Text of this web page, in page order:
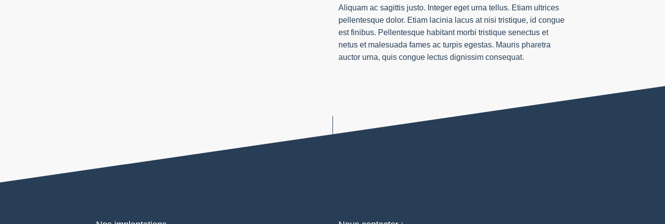
Aliquam ac sagittis justo. Integer eget urna tellus. Etiam ultrices
pellentesque dolor. Etiam lacinia lacus at nisi tristique, id congue
est finibus. Pellentesque habitant morbi tristique senectus et
netus et malesuada fames ac turpis egestas. Mauris pharetra
auctor urna, quis congue lectus dignissim consequat.